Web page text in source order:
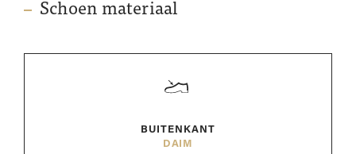
Schoen materiaal
BUITENKANT
DAIM